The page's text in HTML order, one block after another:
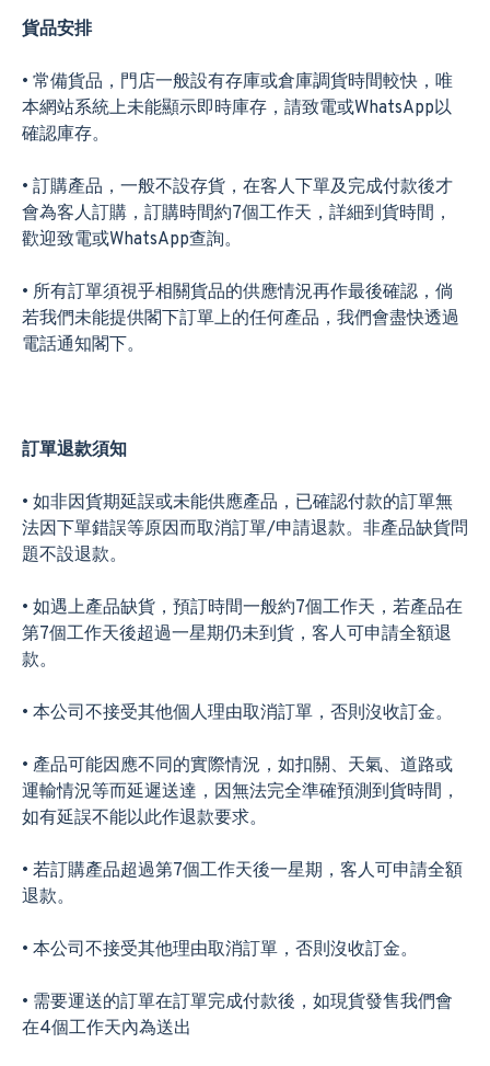
貨品安排
• 常備貨品，門店一般設有存庫或倉庫調貨時間較快，唯
本網站系統上未能顯示即時庫存，請致電或WhatsApp以
確認庫存。
• 訂購產品，一般不設存貨，在客人下單及完成付款後才
會為客人訂購，訂購時間約7個工作天，詳細到貨時間，
歡迎致電或WhatsApp查詢。
• 所有訂單須視乎相關貨品的供應情況再作最後確認，倘
若我們未能提供閣下訂單上的任何產品，我們會盡快透過
電話通知閣下。
訂單退款須知
• 如非因貨期延誤或未能供應產品，已確認付款的訂單無
法因下單錯誤等原因而取消訂單/申請退款。非產品缺貨問
題不設退款。
• 如遇上產品缺貨，預訂時間一般約7個工作天，若產品在
第7個工作天後超過一星期仍未到貨，客人可申請全額退
款。
• 本公司不接受其他個人理由取消訂單，否則沒收訂金。
• 產品可能因應不同的實際情況，如扣關、天氣、道路或
運輸情況等而延遲送達，因無法完全準確預測到貨時間，
如有延誤不能以此作退款要求。
• 若訂購產品超過第7個工作天後一星期，客人可申請全額
退款。
• 本公司不接受其他理由取消訂單，否則沒收訂金。
• 需要運送的訂單在訂單完成付款後，如現貨發售我們會
在4個工作天內為送出